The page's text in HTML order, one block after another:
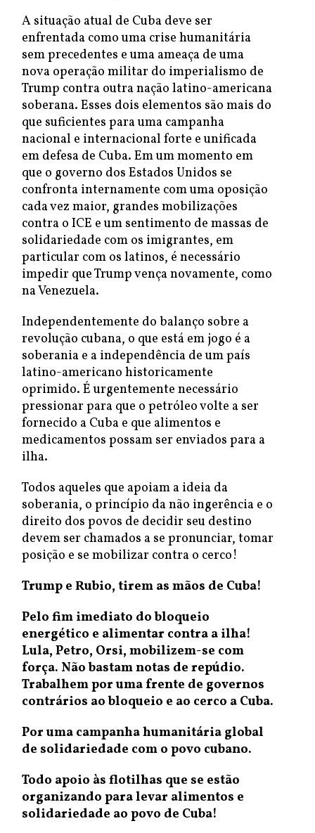
A situação atual de Cuba deve ser
enfrentada como uma crise humanitária
sem precedentes e uma ameaça de uma
nova operação militar do imperialismo de
Trump contra outra nação latino-americana
soberana. Esses dois elementos são mais do
que suficientes para uma campanha
nacional e internacional forte e unificada
em defesa de Cuba. Em um momento em
que o governo dos Estados Unidos se
confronta internamente com uma oposição
cada vez maior, grandes mobilizações
contra o ICE e um sentimento de massas de
solidariedade com os imigrantes, em
particular com os latinos, é necessário
impedir que Trump vença novamente, como
na Venezuela.
Independentemente do balanço sobre a
revolução cubana, o que está em jogo é a
soberania e a independência de um país
latino-americano historicamente
oprimido. É urgentemente necessário
pressionar para que o petróleo volte a ser
fornecido a Cuba e que alimentos e
medicamentos possam ser enviados para a
ilha.
Todos aqueles que apoiam a ideia da
soberania, o princípio da não ingerência e o
direito dos povos de decidir seu destino
devem ser chamados a se pronunciar, tomar
posição e se mobilizar contra o cerco!
Trump e Rubio, tirem as mãos de Cuba!
Pelo fim imediato do bloqueio
energético e alimentar contra a ilha!
Lula, Petro, Orsi, mobilizem-se com
força. Não bastam notas de repúdio.
Trabalhem por uma frente de governos
contrários ao bloqueio e ao cerco a Cuba.
Por uma campanha humanitária global
de solidariedade com o povo cubano.
Todo apoio às flotilhas que se estão
organizando para levar alimentos e
solidariedade ao povo de Cuba!